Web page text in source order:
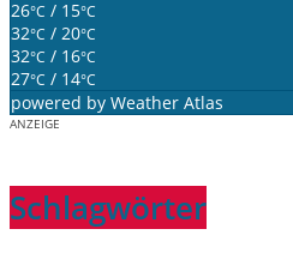
26°C / 15°C
32°C / 20°C
32°C / 16°C
27°C / 14°C
powered by Weather Atlas
ANZEIGE
Schlagwörter